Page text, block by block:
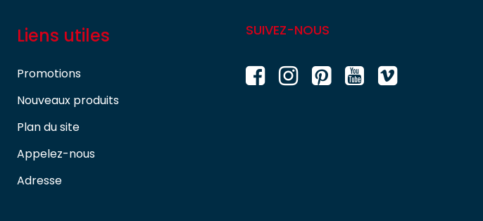
Liens utiles
Promotions
Nouveaux produits
Plan du site
Appelez-nous
Adresse
SUIVEZ-NOUS